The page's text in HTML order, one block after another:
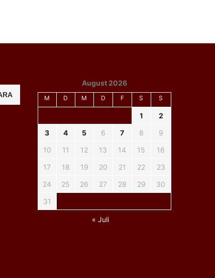
August 2026
M D M D F S S
1
2
3
4 5 6 7 8
9
10
11 12 13 14 15
16
17
18 19 20 21 22
23
24
25 26 27 28 29
30
31
« Juli